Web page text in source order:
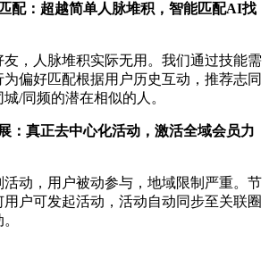
配： 超越简单人脉堆积 ， 智能匹配AI找
，人脉堆积实际无用。我们通过技能需
偏好匹配根据用户历史互动，推荐志同
/同频的潜在相似的人。
： 真正去中心化活动 ， 激活全域会员力
动，用户被动参与，地域限制严重。节
户可发起活动，活动自动同步至关联圈